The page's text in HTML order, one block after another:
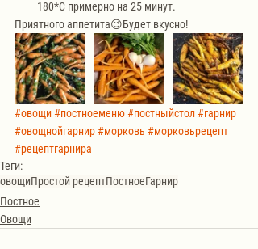
180*С примерно на 25 минут.
Приятного аппетита😉Будет вкусно!
#овощи#постноеменю#постныйстол#гарнир
#овощнойгарнир#морковь #морковьрецепт
#рецептгарнира
Теги:
овощиПростой рецептПостноеГарнир
Постное
Овощи